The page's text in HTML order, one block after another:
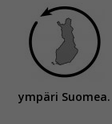
ympäri Suomea.